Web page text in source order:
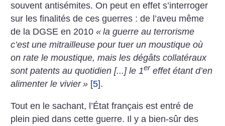
souvent antisémites. On peut en effet s’interroger
sur les finalités de ces guerres : de l’aveu même
de la DGSE en 2010« la guerre au terrorisme
c’est une mitrailleuse pour tuer un moustique où
on rate le moustique, mais les dégâts collatéraux
sont patents au quotidien [...] le 1er effet étant d’en
alimenter le vivier » [5].
Tout en le sachant, l’État français est entré de
plein pied dans cette guerre. Il y a bien-sûr des